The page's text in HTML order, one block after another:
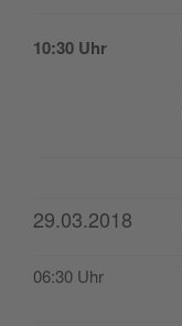
10:30 Uhr
29.03.2018
06:30 Uhr